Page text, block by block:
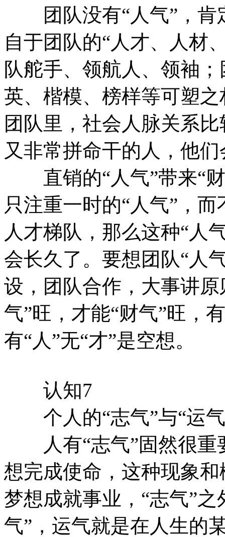
团队没有“人气”，肯
自于团队的“人才、人材
队舵手、领航人、领袖
英、楷模、榜样等可塑
团队里，社会人脉关系
又非常拼命干的人，他
直销的“人气”带来“财
只注重一时的“人气”，
人才梯队，那么这种“人
会长久了。要想团队“人
设，团队合作，大事讲
气”旺，才能“财气”旺，
有“人”无“才”是空想。
认知7
个人的“志气”与“运
人有“志气”固然很重
想完成使命，这种现象
梦想成就事业，“志气”
气”，运气就是在人生的